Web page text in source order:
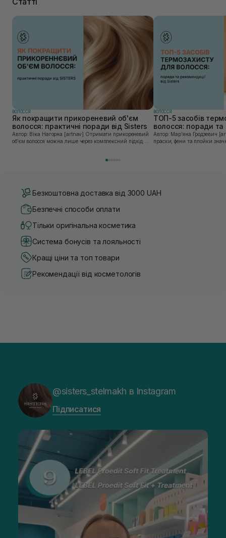
ВОЛОССЯ
Як покращити прикореневий об'єм
волосся: практичні поради від Sisters
Автор: Віка Нагорна [artnav] Отримати прикореневий
об’єм волосся можна лише через комплексний підхід:
ВОЛОССЯ
ТОП-5 засобів
волосся: поради та
Sisters
Автор: Марʼяна Гродзевич [artnav] Сучасні
праски, фени та плойки
Безкоштовна доставка від 3000 UAH
Безпечні способи оплати
Тільки оригінальна косметика
Система бонусів та лояльності
Кращі ціни та топ товари
Рекомендації від косметологів
@sisters_stelmakh в Instagram
Підписатися